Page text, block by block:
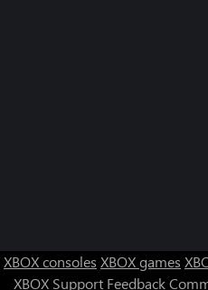
XBOX consoles XBOX games
XBOX Support Feedback